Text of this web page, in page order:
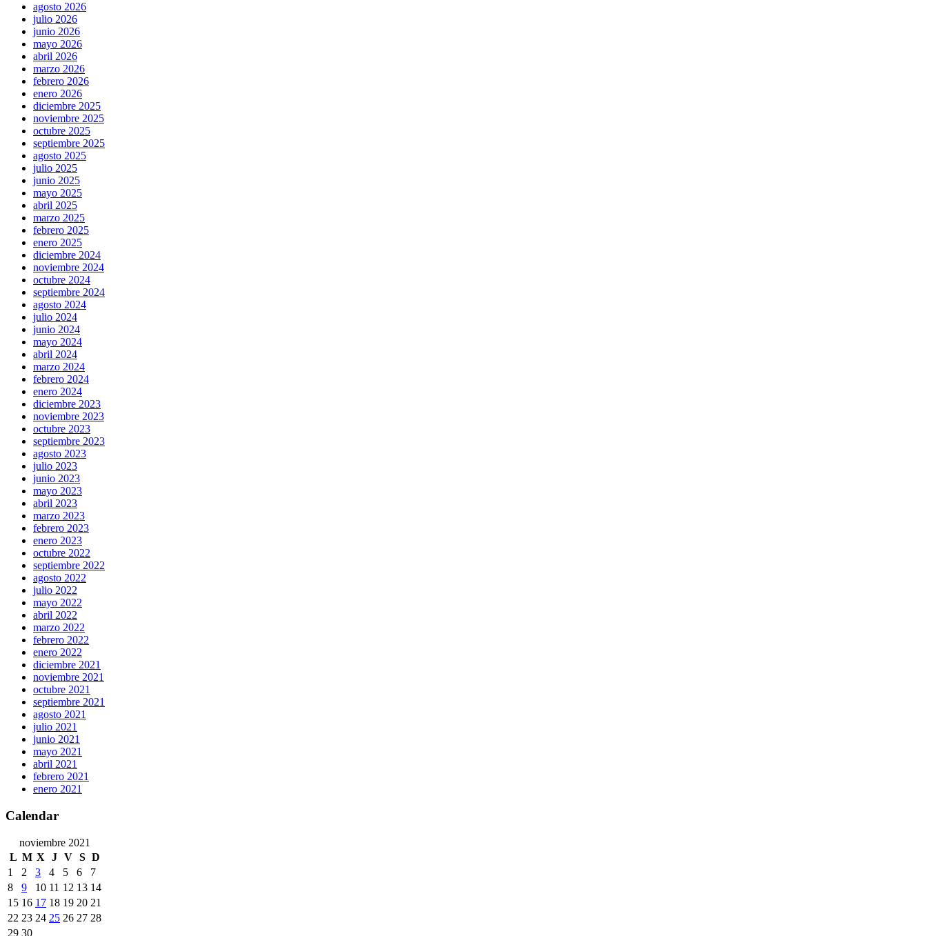
agosto 2026
julio 2026
junio 2026
mayo 2026
abril 2026
marzo 2026
febrero 2026
enero 2026
diciembre 2025
noviembre 2025
octubre 2025
septiembre 2025
agosto 2025
julio 2025
junio 2025
mayo 2025
abril 2025
marzo 2025
febrero 2025
enero 2025
diciembre 2024
noviembre 2024
octubre 2024
septiembre 2024
agosto 2024
julio 2024
junio 2024
mayo 2024
abril 2024
marzo 2024
febrero 2024
enero 2024
diciembre 2023
noviembre 2023
octubre 2023
septiembre 2023
agosto 2023
julio 2023
junio 2023
mayo 2023
abril 2023
marzo 2023
febrero 2023
enero 2023
octubre 2022
septiembre 2022
agosto 2022
julio 2022
mayo 2022
abril 2022
marzo 2022
febrero 2022
enero 2022
diciembre 2021
noviembre 2021
octubre 2021
septiembre 2021
agosto 2021
julio 2021
junio 2021
mayo 2021
abril 2021
febrero 2021
enero 2021
Calendar
noviembre 2021
L M X J V S D
1
2 3 4 5 6
7
8
9 10 11 12 13 14
15 16 17 18 19 20 21
22 23 24 25 26 27 28
29 30